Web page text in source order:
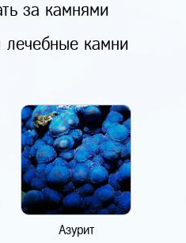
за камнями
лечебные камни
Азурит